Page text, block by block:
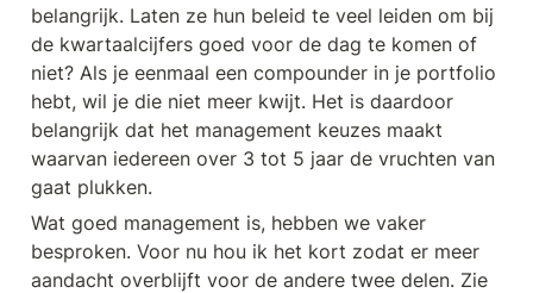
belangrijk. Laten ze hun beleid te veel leiden om bij
de kwartaalcijfers goed voor de dag te komen of
niet? Als je eenmaal een compounder in je portfolio
hebt, wil je die niet meer kwijt. Het is daardoor
belangrijk dat het management keuzes maakt
waarvan iedereen over 3 tot 5 jaar de vruchten van
gaat plukken.
Wat goed management is, hebben we vaker
besproken. Voor nu hou ik het kort zodat er meer
aandacht overblijft voor de andere twee delen. Zie